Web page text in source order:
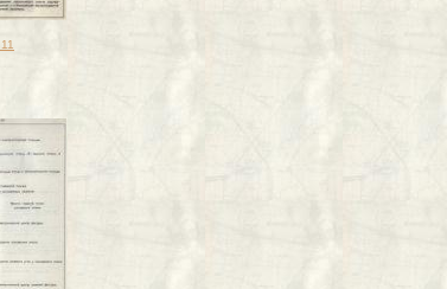
ПРЕДМЕТЫ